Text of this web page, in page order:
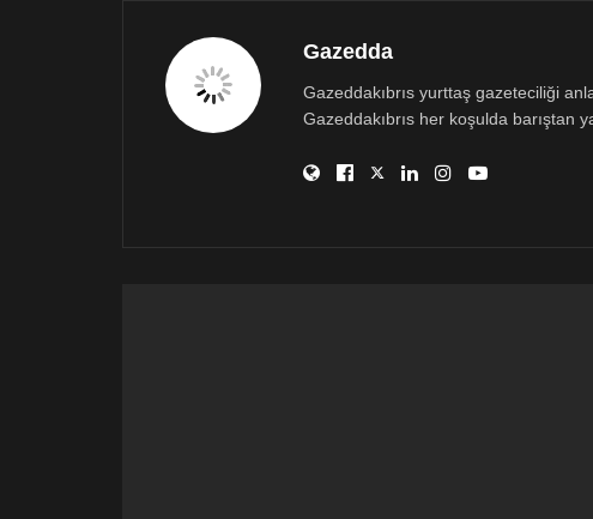
Gazedda
Gazeddakıbrıs yurttaş gazeteciliği
Gazeddakıbrıs her koşulda barıştan